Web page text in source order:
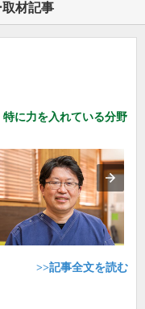
取材記事
に力を入れている分野
>>記事全文を読む